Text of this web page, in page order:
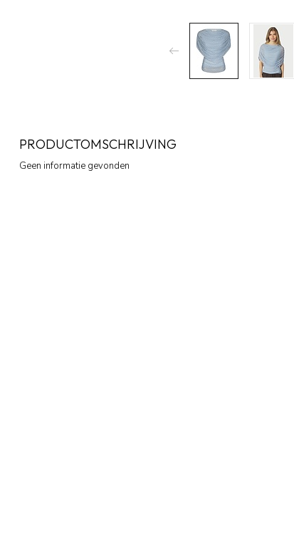
PRODUCTOMSCHRIJVING
Geen informatie gevonden